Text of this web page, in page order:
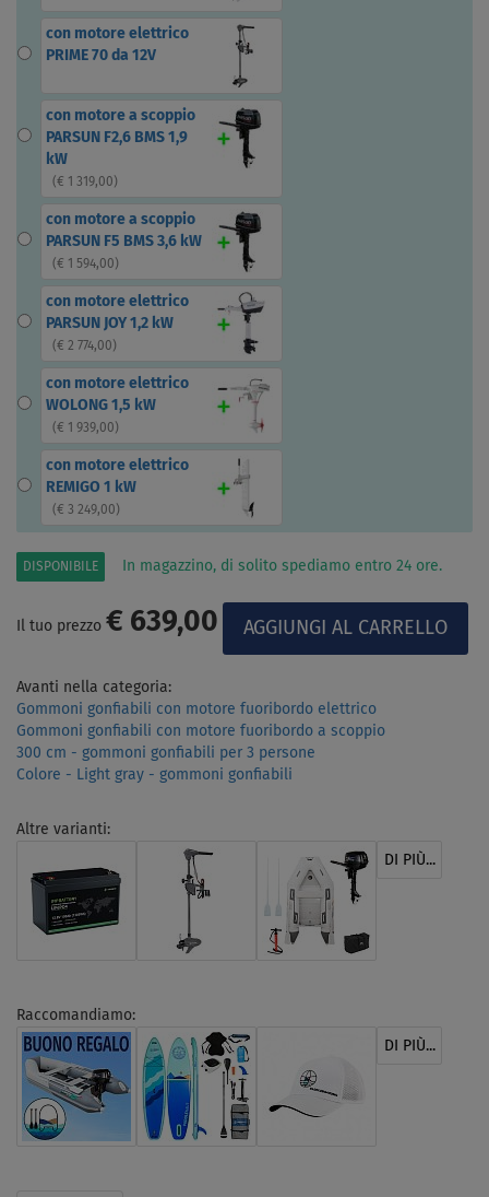
con motore elettrico
PRIME 70 da 12V
con motore a scoppio
PARSUN F2,6 BMS 1,9
kW
( € 1 319,00)
con motore a scoppio
PARSUN F5 BMS 3,6 kW
( € 1 594,00)
con motore elettrico
PARSUN JOY 1,2 kW
( € 2 774,00)
con motore elettrico
WOLONG 1,5 kW
( € 1 939,00)
con motore elettrico
REMIGO 1 kW
( € 3 249,00)
DISPONIBILE In magazzino, di solito spediamo entro 24 ore.
Il tuo prezzo € 639,00
Avanti nella categoria:
Gommoni gonfiabili con motore fuoribordo elettrico
Gommoni gonfiabili con motore fuoribordo a scoppio
300 cm - gommoni gonfiabili per 3 persone
Colore - Light gray - gommoni gonfiabili
Altre varianti:
DI PIÙ...
Raccomandiamo:
DI PIÙ...